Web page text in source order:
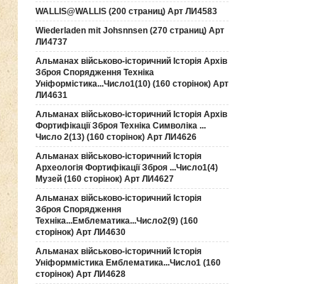
WALLIS@WALLIS (200 страниц) Арт ЛИ4583
Wiederladen mit Johsnnsen (270 страниц) Арт
ЛИ4737
Альманах військово-історичний Історія Архів
Зброя Спорядження Техніка
Уніформістика...Число1(10) (160 сторінок) Арт
ЛИ4631
Альманах військово-історичний Історія Архів
Фортифікації Зброя Техніка Символіка ...
Число 2(13) (160 сторінок) Арт ЛИ4626
Альманах військово-історичний Історія
Археологія Фортифікації Зброя ...Число1(4)
Музей (160 сторінок) Арт ЛИ4627
Альманах військово-історичний Історія
Зброя Спорядження
Техніка...Емблематика...Число2(9) (160
сторінок) Арт ЛИ4630
Альманах військово-історичний Історія
Уніформмістика Емблематика...Число1 (160
сторінок) Арт ЛИ4628